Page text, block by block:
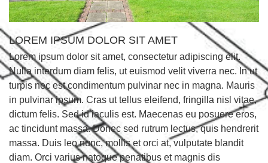
LOREM IPSUM DOLOR SIT AMET
Lorem ipsum dolor sit amet, consectetur adipiscing elit.
Nulla interdum diam felis, ut euismod velit viverra nec. In ut
turpis nec est condimentum pulvinar nec in magna. Mauris
in pulvinar ipsum. Cras ut tellus eleifend, fringilla nisl vitae,
dictum felis. Sed id iaculis est. Maecenas eu posuere eros,
ac tincidunt massa. Donec sed rutrum lectus, quis hendrerit
massa. Duis leo nunc, mollis et orci at, vulputate blandit
diam. Orci varius natoque penatibus et magnis dis